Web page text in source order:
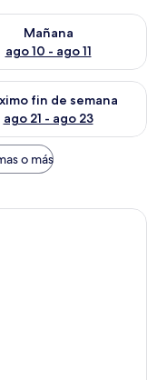
- ago 10
Mañana
ago 10 - ago 11
la disponibilidad
semana ago 14 -
fin de semana
ago 21 - ago 23
la disponibilidad
o más
de hotel moderna